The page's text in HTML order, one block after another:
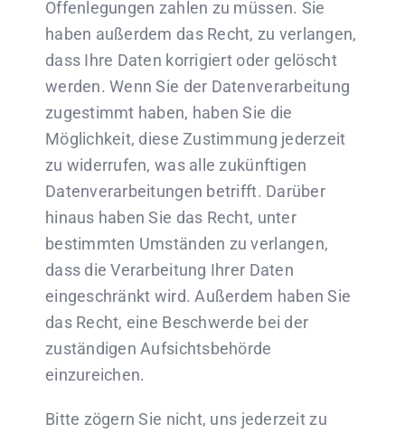
Offenlegungen zahlen zu müssen. Sie
haben außerdem das Recht, zu verlangen,
dass Ihre Daten korrigiert oder gelöscht
werden. Wenn Sie der Datenverarbeitung
zugestimmt haben, haben Sie die
Möglichkeit, diese Zustimmung jederzeit
zu widerrufen, was alle zukünftigen
Datenverarbeitungen betrifft. Darüber
hinaus haben Sie das Recht, unter
bestimmten Umständen zu verlangen,
dass die Verarbeitung Ihrer Daten
eingeschränkt wird. Außerdem haben Sie
das Recht, eine Beschwerde bei der
zuständigen Aufsichtsbehörde
einzureichen.
Bitte zögern Sie nicht, uns jederzeit zu